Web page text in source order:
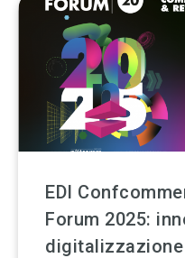
EDI
Forum 2025: